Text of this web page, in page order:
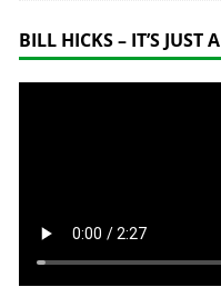
BILL HICKS – IT’S JUST